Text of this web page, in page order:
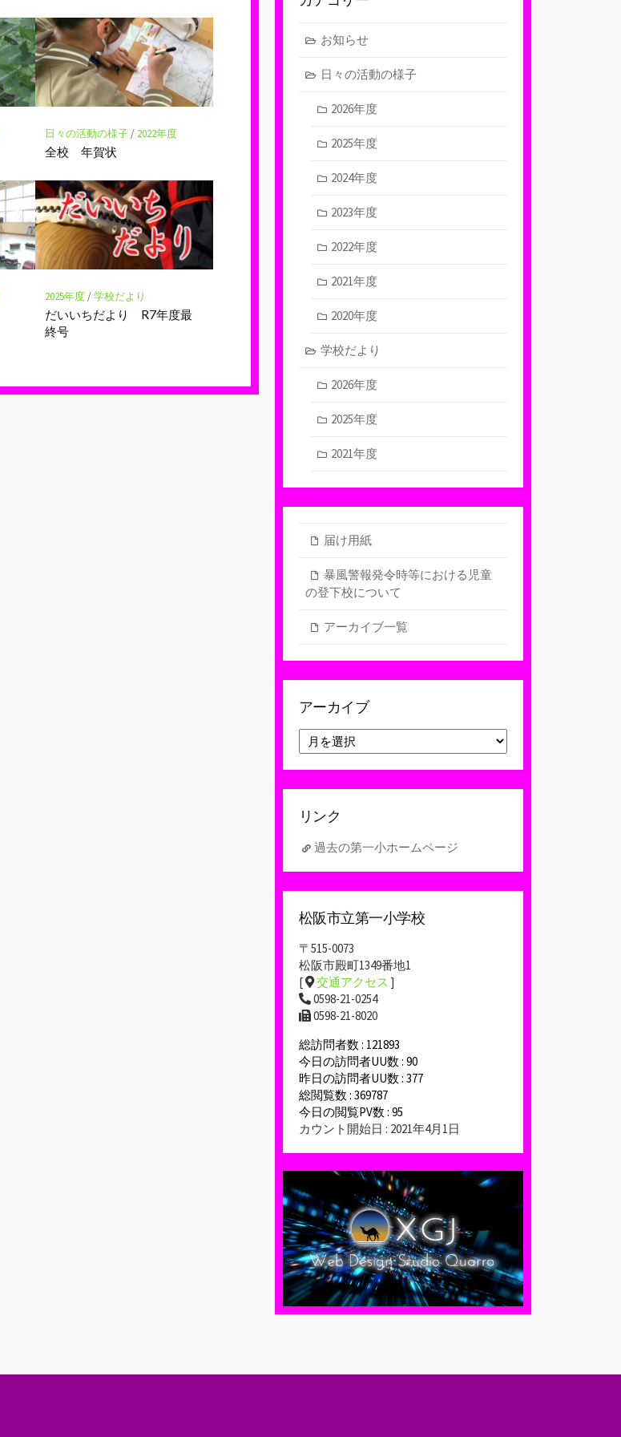
日々の活動の様子/ 2022年度
全校 年賀状
2025年度/学校だより
だいいちだより R7年度最
終号
お知らせ
日々の活動の様子
2026年度
2025年度
2024年度
2023年度
2022年度
2021年度
2020年度
学校だより
2026年度
2025年度
2021年度
届け用紙
暴風警報発令時等における児童
の登下校について
アーカイブ一覧
アーカイブ
ー
カ
イ
リンク
過去の第一小ホームページ
松阪市立第一小学校
〒515-0073
松阪市殿町1349番地1
[
交通アクセス ]
0598-21-0254
0598-21-8020
総訪問者数 : 121893
今日の訪問者UU数 : 90
昨日の訪問者UU数 : 377
総閲覧数 : 369787
今日の閲覧PV数 : 95
カウント開始日 : 2021年4月1日